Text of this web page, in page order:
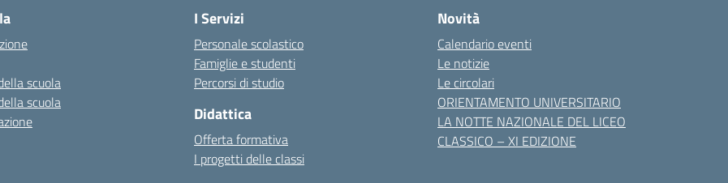
scuola
scuola
I Servizi
Personale scolastico
Famiglie e studenti
Percorsi di studio
Didattica
Offerta formativa
I progetti delle classi
Novità
Calendario eventi
Le notizie
Le circolari
ORIENTAMENTO UNIVERSITARIO
LA NOTTE NAZIONALE DEL LICEO
CLASSICO – XI EDIZIONE